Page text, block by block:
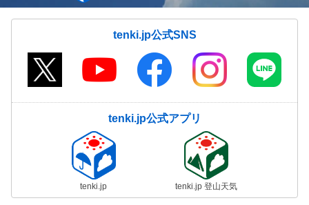
tenki.jp公式SNS
tenki.jp公式アプリ
tenki.jp tenki.jp 登山天気